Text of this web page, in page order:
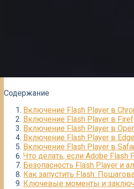
Содержание
Включение Flash Player в
Включение Flash Player в
Включение Flash Player в
Включение Flash Player в Edge
Включение Flash Player в
Что делать, если Adobe Flash
Безопасность Flash Player и
Как запустить Flash:
Ключевые моменты и